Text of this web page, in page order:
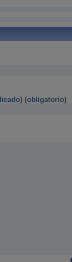
(obligatorio)